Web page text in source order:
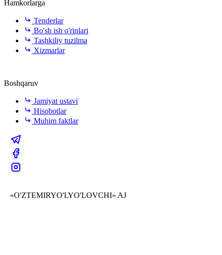
Hamkorlarga
Tenderlar
Bo'sh ish o'rinlari
Tashkiliy tuzilma
Xizmarlar
Boshqaruv
Jamiyat ustavi
Hisobotlar
Muhim faktlar
«O'ZTEMIRYO'LYO'LOVCHI» AJ